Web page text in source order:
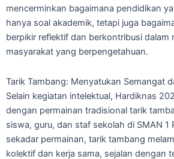
mencerminkan bagaimana pendidikan
hanya soal akademik, tetapi juga
berpikir reflektif dan berkontribusi dalam
masyarakat yang berpengetahuan.
Tarik Tambang: Menyatukan Semangat
Selain kegiatan intelektual, Hardiknas
dengan permainan tradisional tarik
siswa, guru, dan staf sekolah di SMAN 1
sekadar permainan, tarik tambang
kolektif dan kerja sama, sejalan dengan